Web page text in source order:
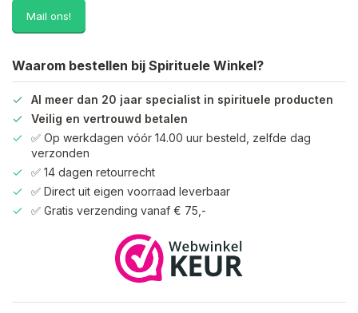
Mail ons!
Waarom bestellen bij Spirituele Winkel?
Al meer dan 20 jaar specialist in spirituele producten
Veilig en vertrouwd betalen
✅ Op werkdagen vóór 14.00 uur besteld, zelfde dag
verzonden
✅ 14 dagen retourrecht
✅ Direct uit eigen voorraad leverbaar
✅ Gratis verzending vanaf € 75,-